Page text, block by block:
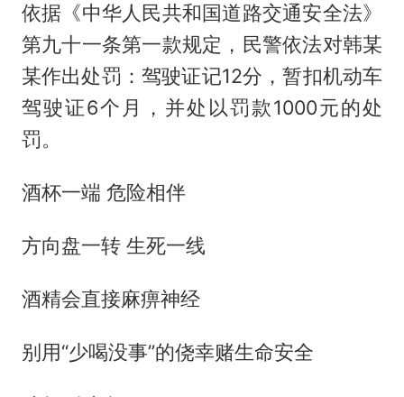
依据《中华人民共和国道路交通安全法》
第九十一条第一款规定，民警依法对韩某
某作出处罚：驾驶证记12分，暂扣机动车
驾驶证6个月，并处以罚款1000元的处
罚。
酒杯一端 危险相伴
方向盘一转 生死一线
酒精会直接麻痹神经
别用“少喝没事”的侥幸赌生命安全